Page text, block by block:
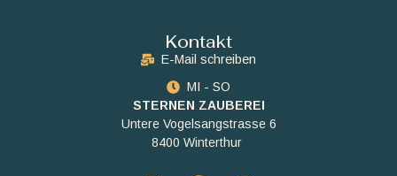
Kontakt
E-Mail schreiben
MI - SO
STERNEN ZAUBEREI
Untere Vogelsangstrasse 6
8400 Winterthur